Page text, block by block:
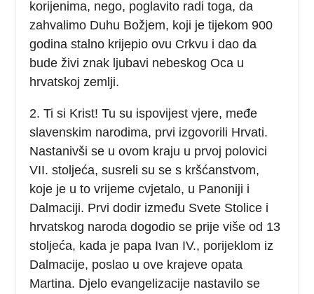
korijenima, nego, poglavito radi toga, da
zahvalimo Duhu Božjem, koji je tijekom 900
godina stalno krijepio ovu Crkvu i dao da
bude živi znak ljubavi nebeskog Oca u
hrvatskoj zemlji.
2. Ti si Krist! Tu su ispovijest vjere, međe
slavenskim narodima, prvi izgovorili Hrvati.
Nastanivši se u ovom kraju u prvoj polovici
VII. stoljeća, susreli su se s kršćanstvom,
koje je u to vrijeme cvjetalo, u Panoniji i
Dalmaciji. Prvi dodir između Svete Stolice i
hrvatskog naroda dogodio se prije više od 13
stoljeća, kada je papa Ivan IV., porijeklom iz
Dalmacije, poslao u ove krajeve opata
Martina. Djelo evangelizacije nastavilo se